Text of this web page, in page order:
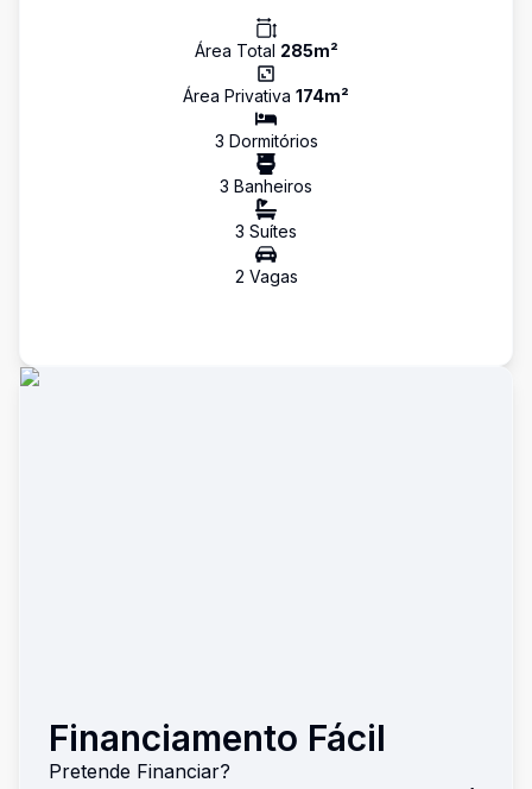
Área Total 285m²
Área Privativa 174m²
3 Dormitórios
3 Banheiros
3 Suítes
2 Vagas
Financiamento Fácil
Pretende Financiar?